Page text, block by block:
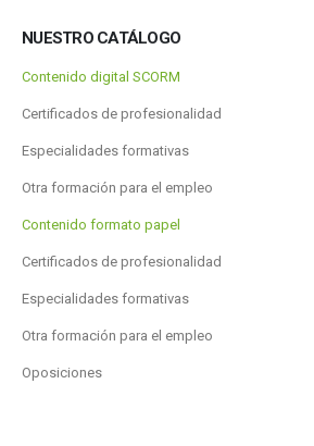
NUESTRO CATÁLOGO
Contenido digital SCORM
Certificados de profesionalidad
Especialidades formativas
Otra formación para el empleo
Contenido formato papel
Certificados de profesionalidad
Especialidades formativas
Otra formación para el empleo
Oposiciones